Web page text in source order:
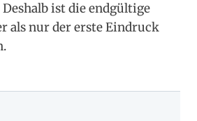
ist die endgültige
als nur der erste Eindruck